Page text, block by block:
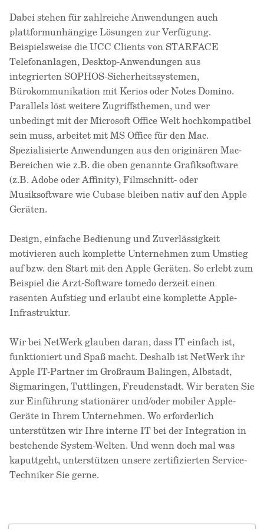
Dabei stehen für zahlreiche Anwendungen auch
plattformunhängige Lösungen zur Verfügung.
Beispielsweise die UCC Clients von STARFACE
Telefonanlagen, Desktop-Anwendungen aus
integrierten SOPHOS-Sicherheitssystemen,
Bürokommunikation mit Kerios oder Notes Domino.
Parallels löst weitere Zugriffsthemen, und wer
unbedingt mit der Microsoft Office Welt hochkompatibel
sein muss, arbeitet mit MS Office für den Mac.
Spezialisierte Anwendungen aus den originären Mac-
Bereichen wie z.B. die oben genannte Grafiksoftware
(z.B. Adobe oder Affinity), Filmschnitt- oder
Musiksoftware wie Cubase bleiben nativ auf den Apple
Geräten.
Design, einfache Bedienung und Zuverlässigkeit
motivieren auch komplette Unternehmen zum Umstieg
auf bzw. den Start mit den Apple Geräten. So erlebt zum
Beispiel die Arzt-Software tomedo derzeit einen
rasenten Aufstieg und erlaubt eine komplette Apple-
Infrastruktur.
Wir bei NetWerk glauben daran, dass IT einfach ist,
funktioniert und Spaß macht. Deshalb ist NetWerk ihr
Apple IT-Partner im Großraum Balingen, Albstadt,
Sigmaringen, Tuttlingen, Freudenstadt. Wir beraten Sie
zur Einführung stationärer und/oder mobiler Apple-
Geräte in Ihrem Unternehmen. Wo erforderlich
unterstützen wir Ihre interne IT bei der Integration in
bestehende System-Welten. Und wenn doch mal was
kaputtgeht, unterstützen unsere zertifizierten Service-
Techniker Sie gerne.